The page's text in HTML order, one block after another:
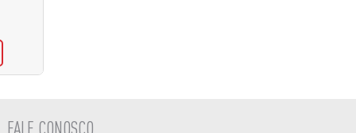
FALE CONOSCO